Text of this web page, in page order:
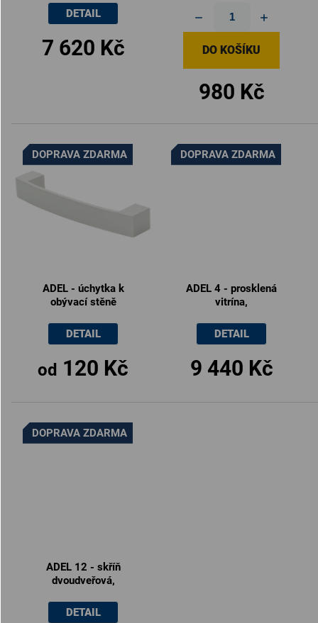
7 620 Kč
DETAIL
980 Kč
DO KOŠÍKU
DOPRAVA ZDARMA
ADEL - úchytka k
obývací stěně
od 120 Kč
DETAIL
DOPRAVA ZDARMA
ADEL 4 - prosklená
vitrína,
9 440 Kč
DETAIL
DOPRAVA ZDARMA
ADEL 12 - skříň
dvoudveřová,
DETAIL